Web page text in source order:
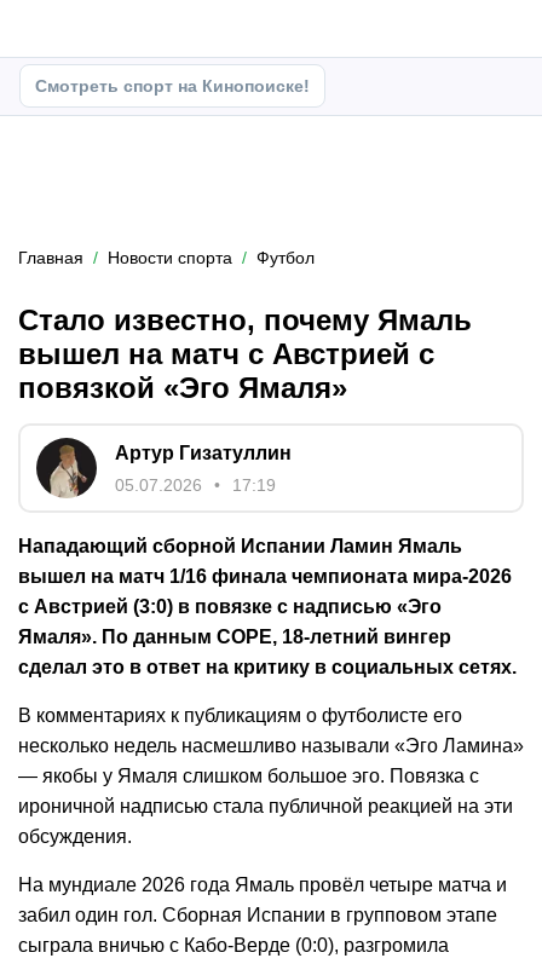
Смотреть спорт на Кинопоиске!
Главная Новости спорта Футбол
Стало известно, почему Ямаль
вышел на матч с Австрией с
повязкой «Эго Ямаля»
Артур Гизатуллин
05.07.2026 17:19
Нападающий сборной Испании Ламин Ямаль
вышел на матч 1/16 финала чемпионата мира-2026
с Австрией (3:0) в повязке с надписью «Эго
Ямаля». По данным COPE, 18-летний вингер
сделал это в ответ на критику в социальных сетях.
В комментариях к публикациям о футболисте его
несколько недель насмешливо называли «Эго Ламина»
— якобы у Ямаля слишком большое эго. Повязка с
ироничной надписью стала публичной реакцией на эти
обсуждения.
На мундиале 2026 года Ямаль провёл четыре матча и
забил один гол. Сборная Испании в групповом этапе
сыграла вничью с Кабо-Верде (0:0), разгромила